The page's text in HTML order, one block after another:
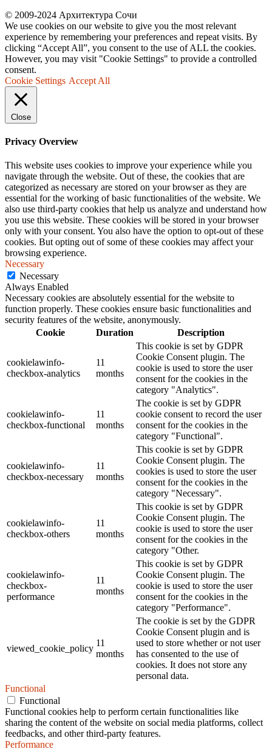
© 2009-2024 Архитектура Сочи
We use cookies on our website to give you the most relevant
experience by remembering your preferences and repeat visits. By
clicking “Accept All”, you consent to the use of ALL the cookies.
However, you may visit "Cookie Settings" to provide a controlled
consent.
Cookie Settings Accept All
Close
Privacy Overview
This website uses cookies to improve your experience while you
navigate through the website. Out of these, the cookies that are
categorized as necessary are stored on your browser as they are
essential for the working of basic functionalities of the website. We
also use third-party cookies that help us analyze and understand how
you use this website. These cookies will be stored in your browser
only with your consent. You also have the option to opt-out of these
cookies. But opting out of some of these cookies may affect your
browsing experience.
Necessary
Necessary
Always Enabled
Necessary cookies are absolutely essential for the website to
function properly. These cookies ensure basic functionalities and
security features of the website, anonymously.
Cookie
Duration Description
cookielawinfo-
checkbox-analytics
11
months
This cookie is set by GDPR
Cookie Consent plugin. The
cookie is used to store the user
consent for the cookies in the
category "Analytics".
cookielawinfo-
checkbox-functional
11
months
The cookie is set by GDPR
cookie consent to record the user
consent for the cookies in the
category "Functional".
cookielawinfo-
checkbox-necessary
11
months
This cookie is set by GDPR
Cookie Consent plugin. The
cookies is used to store the user
consent for the cookies in the
category "Necessary".
cookielawinfo-
checkbox-others
11
months
This cookie is set by GDPR
Cookie Consent plugin. The
cookie is used to store the user
consent for the cookies in the
category "Other.
cookielawinfo-
checkbox-
performance
11
months
This cookie is set by GDPR
Cookie Consent plugin. The
cookie is used to store the user
consent for the cookies in the
category "Performance".
viewed_cookie_policy
11
months
The cookie is set by the GDPR
Cookie Consent plugin and is
used to store whether or not user
has consented to the use of
cookies. It does not store any
personal data.
Functional
Functional
Functional cookies help to perform certain functionalities like
sharing the content of the website on social media platforms, collect
feedbacks, and other third-party features.
Performance